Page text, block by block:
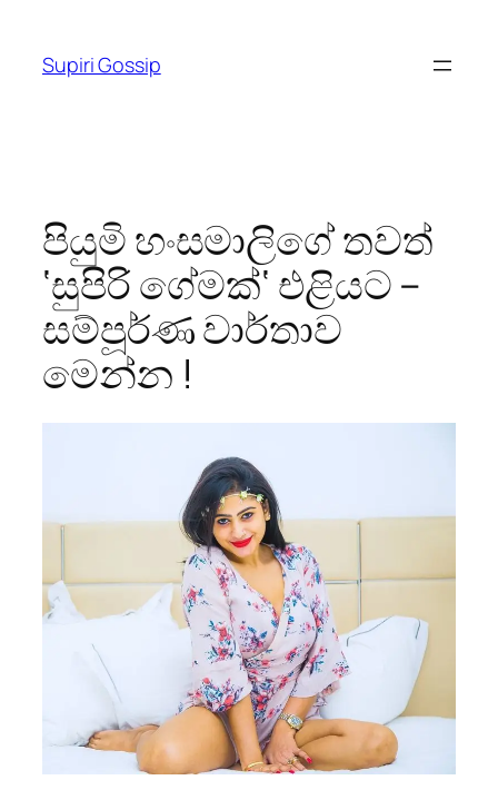
content
Supiri Gossip
පියුමි හංසමාලිගේ තවත්
‘සුපිරි ගේමක්‘ එළියට –
සම්පූර්ණ වාර්තාව
මෙන්න !